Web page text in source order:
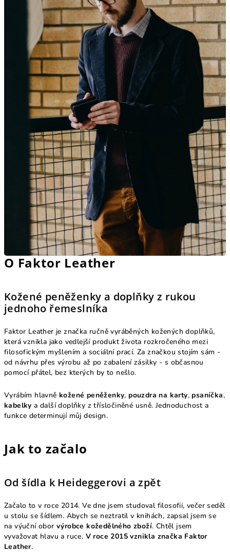
O Faktor Leather
Kožené peněženky a doplňky z rukou
jednoho řemeslníka
Faktor Leather je značka ručně vyráběných kožených doplňků,
která vznikla jako vedlejší produkt života rozkročeného mezi
filosofickým myšlením a sociální prací. Za značkou stojím sám -
od návrhu přes výrobu až po zabalení zásilky - s občasnou
pomocí přátel, bez kterých by to nešlo.
Vyrábím hlavně kožené peněženky,pouzdra na karty,psaníčka,
kabelky a další doplňky z třísločiněné usně. Jednoduchost a
funkce determinují můj design.
Jak to začalo
Od šídla k Heideggerovi a zpět
Začalo to v roce 2014. Ve dne jsem studoval filosofii, večer seděl
u stolu se šídlem. Abych se neztratil v knihách, zapsal jsem se
na výuční oborvýrobce kožedělného zboží. Chtěl jsem
vyvažovat hlavu a ruce. V roce 2015 vznikla značka Faktor
Leather.